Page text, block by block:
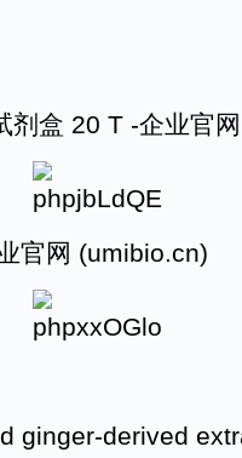
剂盒 20 T -企业官
官网 (umibio.cn)
ginger-derived